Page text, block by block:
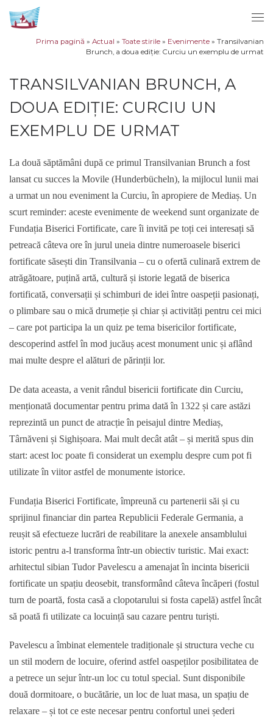
Sari la conținut
Prima pagină » Actual » Toate stirile » Evenimente » Transilvanian
Brunch, a doua ediție: Curciu un exemplu de urmat
TRANSILVANIAN BRUNCH, A
DOUA EDIȚIE: CURCIU UN
EXEMPLU DE URMAT
La două săptămâni după ce primul Transilvanian Brunch a fost
lansat cu succes la Movile (Hunderbücheln), la mijlocul lunii mai
a urmat un nou eveniment la Curciu, în apropiere de Mediaș. Un
scurt reminder: aceste evenimente de weekend sunt organizate de
Fundația Biserici Fortificate, care îi invită pe toți cei interesați să
petreacă câteva ore în jurul uneia dintre numeroasele biserici
fortificate săsești din Transilvania – cu o ofertă culinară extrem de
atrăgătoare, puțină artă, cultură și istorie legată de biserica
fortificată, conversații și schimburi de idei între oaspeții pasionați,
o plimbare sau o mică drumeție și chiar și activități pentru cei mici
– care pot participa la un quiz pe tema bisericilor fortificate,
descoperind astfel în mod jucăuș acest monument unic și aflând
mai multe despre el alături de părinții lor.
De data aceasta, a venit rândul bisericii fortificate din Curciu,
menționată documentar pentru prima dată în 1322 și care astăzi
reprezintă un punct de atracție în peisajul dintre Mediaș,
Târnăveni și Sighișoara. Mai mult decât atât – și merită spus din
start: acest loc poate fi considerat un exemplu despre cum pot fi
utilizate în viitor astfel de monumente istorice.
Fundația Biserici Fortificate, împreună cu partenerii săi și cu
sprijinul financiar din partea Republicii Federale Germania, a
reușit să efectueze lucrări de reabilitare la anexele ansamblului
istoric pentru a-l transforma într-un obiectiv turistic. Mai exact:
arhitectul sibian Tudor Pavelescu a amenajat în incinta bisericii
fortificate un spațiu deosebit, transformând câteva încăperi (fostul
turn de poartă, fosta casă a clopotarului si fosta capelă) astfel încât
să poată fi utilizate ca locuință sau cazare pentru turiști.
Pavelescu a îmbinat elementele tradiționale și structura veche cu
un stil modern de locuire, oferind astfel oaspeților posibilitatea de
a petrece un sejur într-un loc cu totul special. Sunt disponibile
două dormitoare, o bucătărie, un loc de luat masa, un spațiu de
relaxare – și tot ce este necesar pentru confortul unei șederi